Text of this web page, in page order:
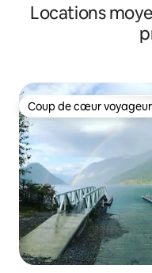
Locations
Coup de cœur
Coup de cœur